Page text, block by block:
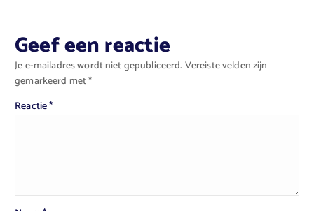
Geef een reactie
Je e-mailadres wordt niet gepubliceerd. Vereiste velden zijn
gemarkeerd met*
Reactie*